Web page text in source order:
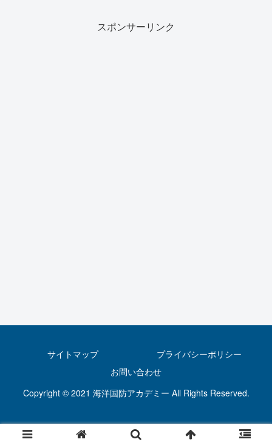
スポンサーリンク
サイトマップ
プライバシーポリシー
お問い合わせ
Copyright © 2021 海洋国防アカデミー All Rights Reserved.